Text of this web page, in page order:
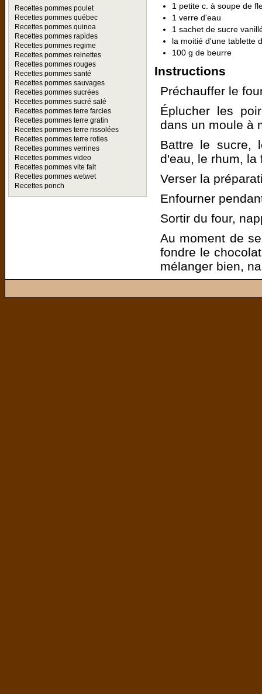
Recettes pommes poulet
Recettes pommes québec
Recettes pommes quinoa
Recettes pommes rapides
Recettes pommes regime
Recettes pommes reinettes
Recettes pommes rouges
Recettes pommes santé
Recettes pommes sauvages
Recettes pommes sucrées
Recettes pommes sucré salé
Recettes pommes terre farcies
Recettes pommes terre gratin
Recettes pommes terre rissolées
Recettes pommes terre roties
Recettes pommes verrines
Recettes pommes video
Recettes pommes vite fait
Recettes pommes wetwet
Recettes ponch
1 petite c. à soupe de
1 verre d'eau
1 sachet de sucre
la moitié d'une tablette
100 g de beurre
Instructions
Préchauffer le
Éplucher les
dans un moule à
Battre le sucre,
d'eau, le rhum, la
Verser la
Enfourner
Sortir du four,
Au moment de
fondre le
mélanger bien,